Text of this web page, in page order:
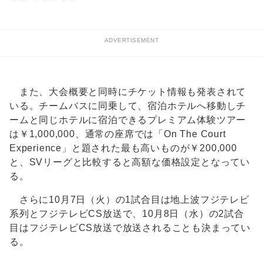
ADVERTISEMENT
また、大会概要と同時にチケット情報も発表されて
いる。チームバスに同乗して、宿泊ホテルへ移動しチ
ームと同じホテルに宿泊できるプレミアム体験ツアー
は￥1,000,000、通常の座席では「On The Court
Experience」と題された最も高いものが￥200,000
と、SVリーグと比較すると高額な価格設定となってい
る。
さらに10月7日（火）の1試合目は地上波フジテレビ
系列とフジテレビCS放送で、10月8日（水）の2試合
目はフジテレビCS放送で放送されることも決まってい
る。